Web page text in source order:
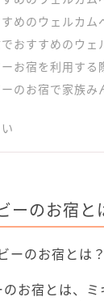
めのウェルカム
おすすめのウ
お宿を利用する
のお宿で家族み
ーのお宿と
ーのお宿とは？
お宿とは、